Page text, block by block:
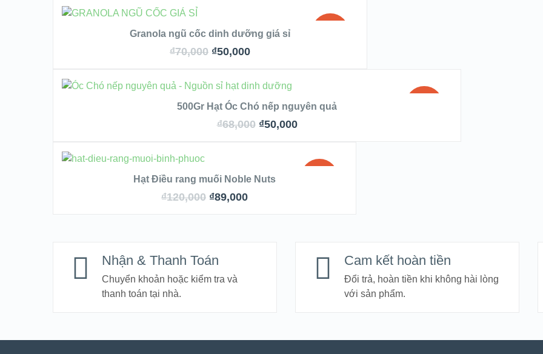
QUICK LOOK
VIEW DETAILS
QUICK LOOK
VIEW DETAILS
THÊM VÀO GIỎ HÀNG
Granola ngũ cốc dinh dưỡng giá sỉ
₫70,000 ₫50,000
THÊM VÀO GIỎ HÀNG
500Gr Hạt Óc Chó nếp nguyên quả
₫68,000 ₫50,000
VIEW DETAILS
THÊM VÀO GIỎ HÀNG
Hạt Điều rang muối Noble Nuts
₫120,000 ₫89,000
Nhận & Thanh Toán
Chuyển khoản hoặc kiểm tra và
thanh toán tại nhà.
Cam kết hoàn tiền
Đổi trả, hoàn tiền khi không hài lòng
với sản phẩm.